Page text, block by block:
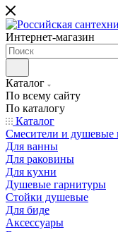
Интернет-магазин
Каталог
По всему сайту
По каталогу
Каталог
Смесители и душевые
Для ванны
Для раковины
Для кухни
Душевые гарнитуры
Стойки душевые
Для биде
Аксессуары